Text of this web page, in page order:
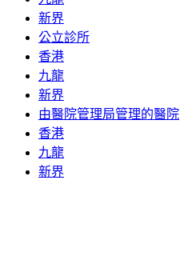
新界
公立診所
香港
九龍
新界
由醫院管理局管理的醫院
香港
九龍
新界